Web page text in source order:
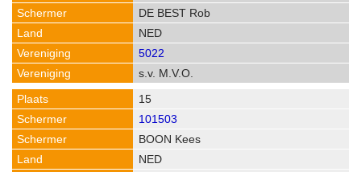
DE BEST Rob
NED
5022
s.v. M.V.O.
15
101503
BOON Kees
NED